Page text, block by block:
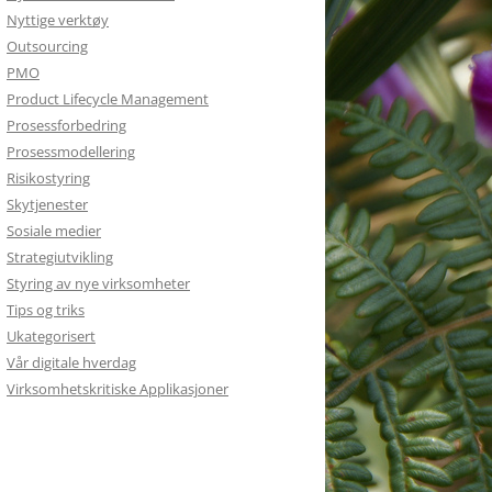
Nyttige verktøy
Outsourcing
PMO
Product Lifecycle Management
Prosessforbedring
Prosessmodellering
Risikostyring
Skytjenester
Sosiale medier
Strategiutvikling
Styring av nye virksomheter
Tips og triks
Ukategorisert
Vår digitale hverdag
Virksomhetskritiske Applikasjoner